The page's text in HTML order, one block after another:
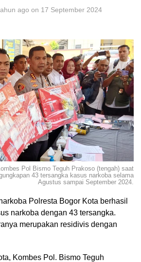
ago on 17 September 2024
Pol Bismo Teguh Prakoso (tengah) saat
43 tersangka kasus narkoba selama
Agustus sampai September 2024.
Polresta Bogor Kota berhasil
narkoba dengan 43 tersangka.
merupakan residivis dengan
Kombes Pol. Bismo Teguh